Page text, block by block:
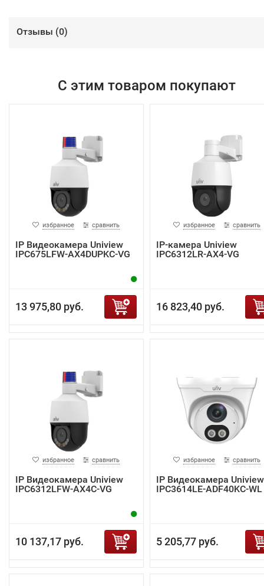
Отзывы (0)
С этим товаром покупают
избранное сравнить
IP Видеокамера Uniview
IPC675LFW-AX4DUPKC-VG
13 975,80 руб.
избранное сравнить
IP-камера Uniview
IPC6312LR-AX4-VG
16 823,40 руб.
избранное сравнить
IP Видеокамера Uniview
IPC6312LFW-AX4C-VG
10 137,17 руб.
избранное сравнить
IP Видеокамера Uniview
IPC3614LE-ADF40KC-WL
5 205,77 руб.